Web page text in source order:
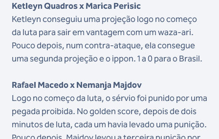
Ketleyn Quadros x Marica Perisic
Ketleyn conseguiu uma projeção logo no começo
da luta para sair em vantagem com um waza-ari.
Pouco depois, num contra-ataque, ela consegue
uma segunda projeção e o ippon. 1 a 0 para o Brasil.
Rafael Macedo x Nemanja Majdov
Logo no começo da luta, o sérvio foi punido por uma
pegada proibida. No golden score, depois de dois
minutos de luta, cada um havia levado uma punição.